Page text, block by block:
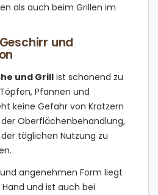
als auch beim Grillen im
und
und Grill ist schonend zu
Pfannen und
keine Gefahr von Kratzern
Oberflächenbehandlung,
täglichen Nutzung zu
angenehmen Form liegt
und ist auch bei